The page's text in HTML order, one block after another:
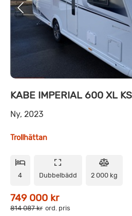
KABE IMPERIAL 600 XL
Ny, 2023
Trollhättan
4 Dubbelbädd 2 000 kg
749 000 kr
814 087 kr ord. pris